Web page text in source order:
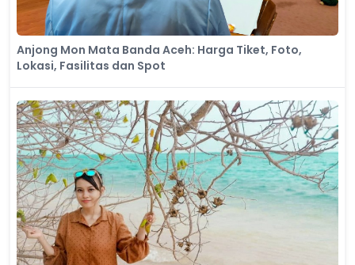
Anjong Mon Mata Banda Aceh: Harga Tiket, Foto,
Lokasi, Fasilitas dan Spot